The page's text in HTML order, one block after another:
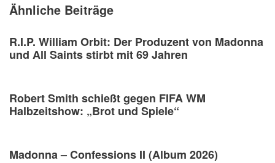
Ähnliche Beiträge
R.I.P. William Orbit: Der Produzent von Madonna
und All Saints stirbt mit 69 Jahren
Robert Smith schießt gegen FIFA WM
Halbzeitshow: „Brot und Spiele“
Madonna – Confessions II (Album 2026)